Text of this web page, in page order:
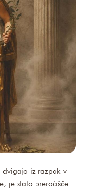
dvigajo iz razpok v
je stalo preročišče